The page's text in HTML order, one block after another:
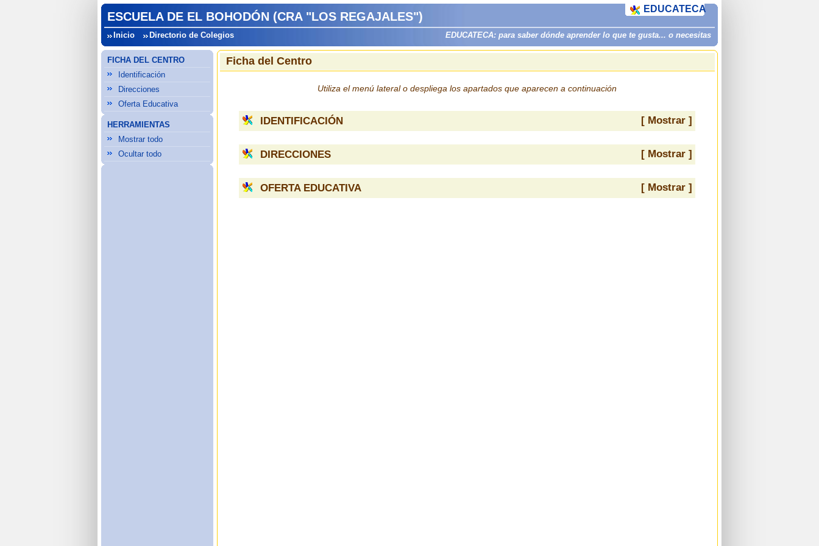
ESCUELA DE EL BOHODÓN (CRA "LOS REGAJALES")
Inicio Directorio de Colegios EDUCATECA: para saber dónde aprender lo que te gusta... o necesitas
EDUCATECA
FICHA DEL CENTRO
Identificación
Direcciones
Oferta Educativa
HERRAMIENTAS
Mostrar todo
Ocultar todo
Ficha del Centro
Utiliza el menú lateral o despliega los apartados que aparecen a continuación
IDENTIFICACIÓN [ Mostrar ]
DIRECCIONES [ Mostrar ]
OFERTA EDUCATIVA [ Mostrar ]